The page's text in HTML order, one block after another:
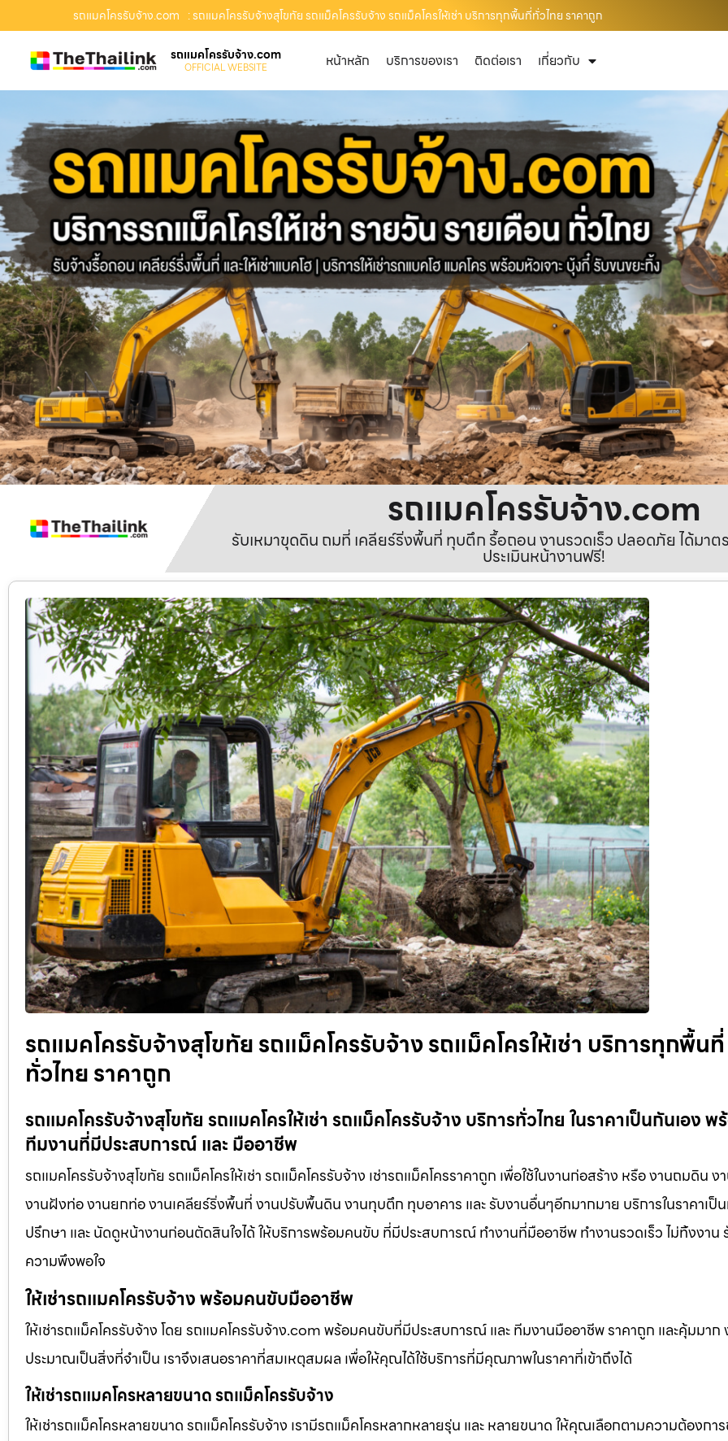
รถแมคโครรับจ้าง.com : รถแมคโครรับจ้างสุโขทัย รถแม็คโครรับจ้าง รถแม็คโครให้เช่า บริการทุกพื้นที่ทั่วไทย ราคาถูก
รถแมคโครรับจ้าง.com
OFFICIAL WEBSITE หน้าหลัก บริการของเรา ติดต่อเรา เกี่ยวกับ
รถแมคโครรับจ้าง.com
รับเหมาขุดดิน ถมที่ เคลียร์ริ่งพื้นที่ ทุบตึก รื้อถอน งานรวดเร็ว ปลอดภัย ได้มาต
ประเมินหน้างานฟรี!
รถแมคโครรับจ้างสุโขทัย รถแม็คโครรับจ้าง รถแม็คโครให้เช่า บริการทุกพื้นที่
ทั่วไทย ราคาถูก
รถแมคโครรับจ้างสุโขทัย รถแมคโครให้เช่า รถแม็คโครรับจ้าง บริการทั่วไทย ในราคาเป็นกันเอง
ทีมงานที่มีประสบการณ์ และ มืออาชีพ
รถแมคโครรับจ้างสุโขทัย รถแม็คโครให้เช่า รถแม็คโครรับจ้าง เช่ารถแม็คโครราคาถูก เพื่อใช้ในงานก่อสร้าง หรือ งานถมดิน ง
งานฝังท่อ งานยกท่อ งานเคลียร์ริ่งพื้นที่ งานปรับพื้นดิน งานทุบตึก ทุบอาคาร และ รับงานอื่นๆอีกมากมาย บริการในราคาเป็
ปรึกษา และ นัดดูหน้างานก่อนตัดสินใจได้ ให้บริการพร้อมคนขับ ที่มีประสบการณ์ ทำงานที่มืออาชีพ ทำงานรวดเร็ว ไม่ทิ้งงาน
ความพึงพอใจ
ให้เช่ารถแมคโครรับจ้าง พร้อมคนขับมืออาชีพ
ให้เช่ารถแม็คโครรับจ้าง โดย รถแมคโครรับจ้าง.com พร้อมคนขับที่มีประสบการณ์ และ ทีมงานมืออาชีพ ราคาถูก และคุ้มมาก
ประมาณเป็นสิ่งที่จำเป็น เราจึงเสนอราคาที่สมเหตุสมผล เพื่อให้คุณได้ใช้บริการที่มีคุณภาพในราคาที่เข้าถึงได้
ให้เช่ารถแมคโครหลายขนาด รถแม็คโครรับจ้าง
ให้เช่ารถแม็คโครหลายขนาด รถแม็คโครรับจ้าง เรามีรถแม็คโครหลากหลายรุ่น และ หลายขนาด ให้คุณเลือกตามความต้องกา